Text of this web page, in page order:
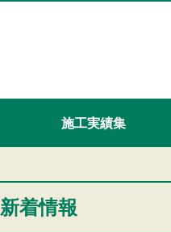
施工実績集
新着情報